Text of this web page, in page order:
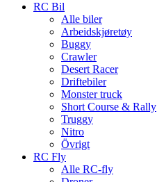
RC Bil
Alle biler
Arbeidskjøretøy
Buggy
Crawler
Desert Racer
Driftebiler
Monster truck
Short Course & Rally
Truggy
Nitro
Övrigt
RC Fly
Alle RC-fly